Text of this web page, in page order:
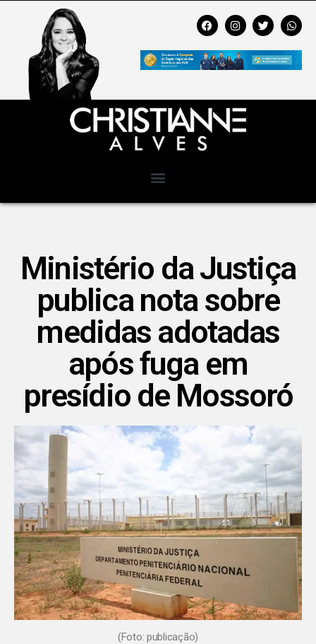
Ministério da Justiça
publica nota sobre
medidas adotadas
após fuga em
presídio de Mossoró
(Foto: publicação)